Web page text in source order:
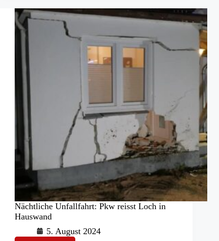
THW
und
Feuerwehren
Nächtliche Unfallfahrt: Pkw reisst Loch in
Hauswand
5. August 2024